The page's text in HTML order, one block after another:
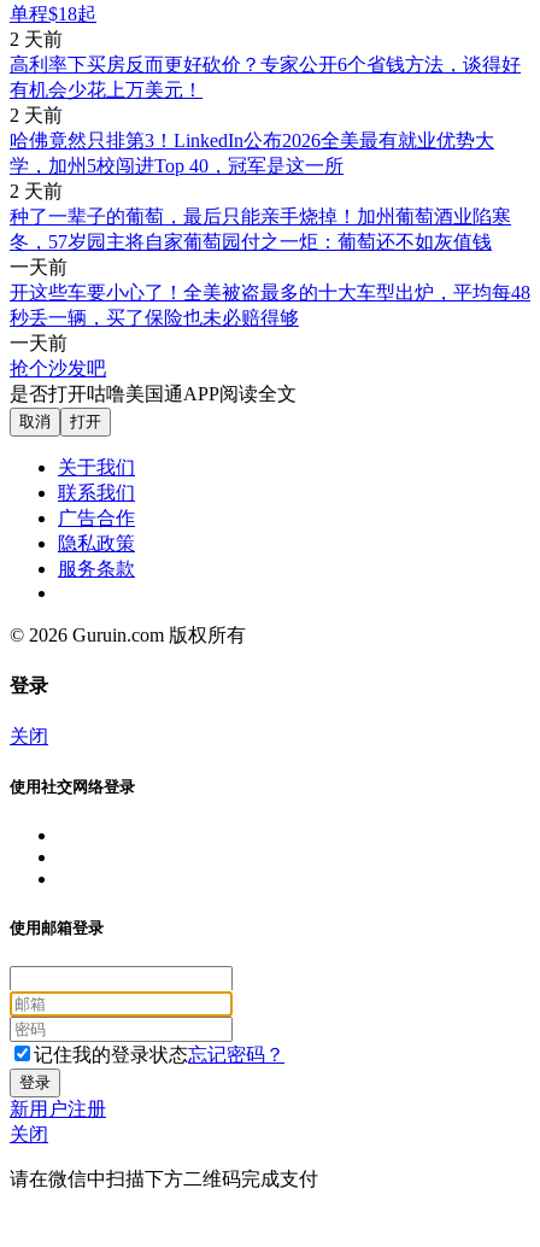
单程$18起
2 天前
高利率下买房反而更好砍价？专家公开6个省钱方法，谈得好
有机会少花上万美元！
2 天前
哈佛竟然只排第3！LinkedIn公布2026全美最有就业优势大
学，加州5校闯进Top 40，冠军是这一所
2 天前
种了一辈子的葡萄，最后只能亲手烧掉！加州葡萄酒业陷寒
冬，57岁园主将自家葡萄园付之一炬：葡萄还不如灰值钱
一天前
开这些车要小心了！全美被盗最多的十大车型出炉，平均每48
秒丢一辆，买了保险也未必赔得够
一天前
抢个沙发吧
是否打开咕噜美国通APP阅读全文
取消 打开
关于我们
联系我们
广告合作
隐私政策
服务条款
© 2026 Guruin.com 版权所有
登录
关闭
使用社交网络登录
使用邮箱登录
记住我的登录状态忘记密码？
新用户注册
关闭
请在微信中扫描下方二维码完成支付